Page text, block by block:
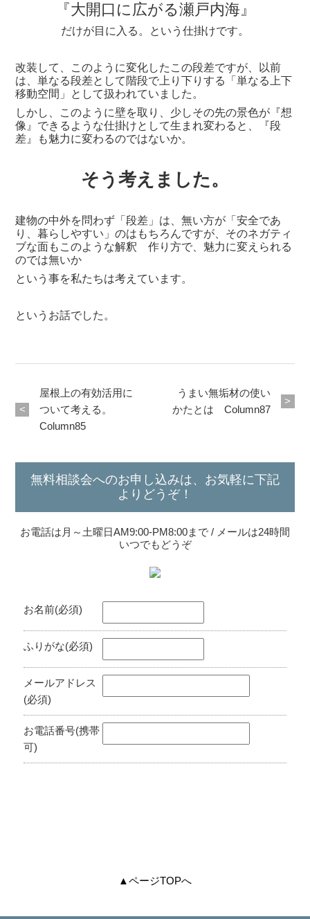
『大開口に広がる瀬戸内海』
だけが目に入る。という仕掛けです。
改装して、このように変化したこの段差ですが、以前
は、単なる段差として階段で上り下りする「単なる上下
移動空間」として扱われていました。
しかし、このように壁を取り、少しその先の景色が『想
像』できるような仕掛けとして生まれ変わると、『段
差』も魅力に変わるのではないか。
そう考えました。
建物の中外を問わず「段差」は、無い方が「安全であ
り、暮らしやすい」のはもちろんですが、そのネガティ
ブな面もこのような解釈 作り方で、魅力に変えられる
のでは無いか
という事を私たちは考えています。
というお話でした。
屋根上の有効活用に
ついて考える。
Column85
うまい無垢材の使い
かたとは Column87
無料相談会へのお申し込みは、お気軽に下記
よりどうぞ！
お電話は月～土曜日AM9:00-PM8:00まで / メールは24時間
いつでもどうぞ
お名前(必須)
ふりがな(必須)
メールアドレス
(必須)
お電話番号(携帯
可)
▲ページTOPへ